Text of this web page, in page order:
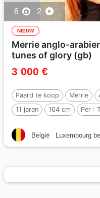
6 2
NIEUW
Merrie anglo-
tunes of glory (gb)
3 000 €
Paard te koop Merrie
11 jaren
164 cm Per :
België Luxembourg